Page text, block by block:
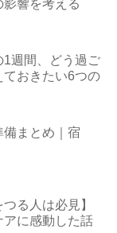
響を考える
1週間、どう過ご
おきたい6つの
まとめ｜宿
る人は必見】
アに感動した話